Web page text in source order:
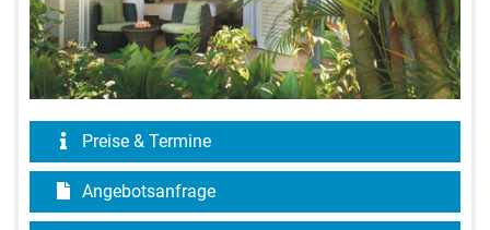
Preise & Termine
Angebotsanfrage